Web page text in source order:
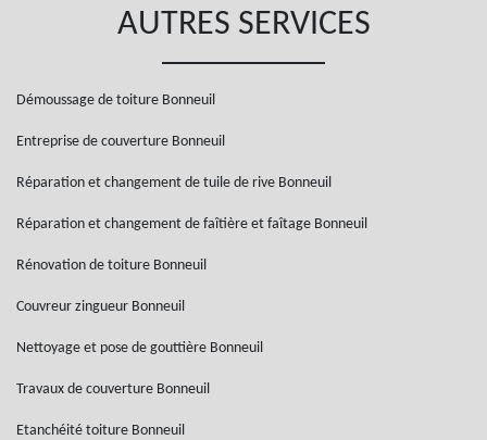
AUTRES SERVICES
Démoussage de toiture Bonneuil
Entreprise de couverture Bonneuil
Réparation et changement de tuile de rive Bonneuil
Réparation et changement de faîtière et faîtage Bonneuil
Rénovation de toiture Bonneuil
Couvreur zingueur Bonneuil
Nettoyage et pose de gouttière Bonneuil
Travaux de couverture Bonneuil
Etanchéité toiture Bonneuil